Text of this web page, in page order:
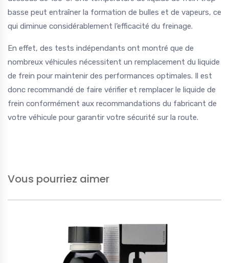
basse peut entraîner la formation de bulles et de vapeurs, ce
qui diminue considérablement l’efficacité du freinage.
En effet, des tests indépendants ont montré que de
nombreux véhicules nécessitent un remplacement du liquide
de frein pour maintenir des performances optimales. Il est
donc recommandé de faire vérifier et remplacer le liquide de
frein conformément aux recommandations du fabricant de
votre véhicule pour garantir votre sécurité sur la route.
Vous pourriez aimer